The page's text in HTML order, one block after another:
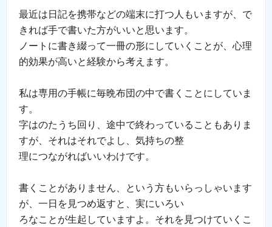
最近は日記を携帯などの端末に打つ人もいますが、で
きれば手で書いた方がいいと思います。
ノートに書き綴って一冊の形にしていくことが、心理
的効果が高いと経験から考えます。
私は専用の手帳に毎晩布団の中で書くことにしていま
す。
字はのたうち回り、途中で終わっていることもありま
すが、それはそれでよし、気持ちの整
理につながればいいわけです。
書くことがありません、という方もいらっしゃいます
が、一日を見つめ返すと、実にいろい
ろなことが生起していますよ。それを見つけていくこ